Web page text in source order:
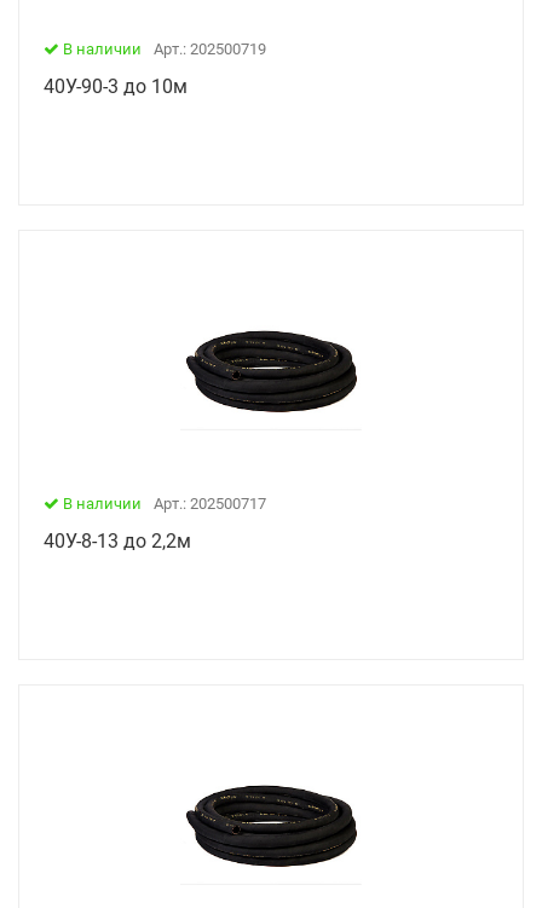
В наличии Арт.: 202500719
40У-90-3 до 10м
В наличии Арт.: 202500717
40У-8-13 до 2,2м